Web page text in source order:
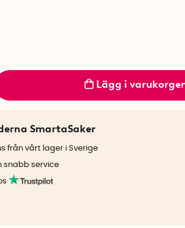
Lägg i
SmartaSaker
från vårt lager i Sverige
snabb service